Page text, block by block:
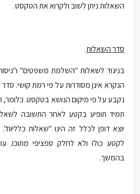
השאלות ניתן לשוב ולקרוא את הטקסט.
סדר השאלות
בניגוד לשאלות "השלמת משפטים"
הנקרא אינן מסודרות על פי רמת קושי.
נקבע על פי מיקום הנושא בטקסט.
תמיד תופיע בקטע לאחר התשובה
יוצא דופן לכלל זה הינו "שאלות
לקטע כולו ולא לחלק ספציפי מתוכו.
בהמשך.